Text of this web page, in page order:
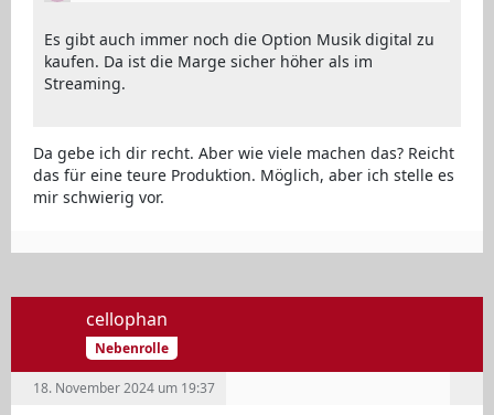
Es gibt auch immer noch die Option Musik digital zu
kaufen. Da ist die Marge sicher höher als im
Streaming.
Da gebe ich dir recht. Aber wie viele machen das? Reicht
das für eine teure Produktion. Möglich, aber ich stelle es
mir schwierig vor.
cellophan
Nebenrolle
18. November 2024 um 19:37